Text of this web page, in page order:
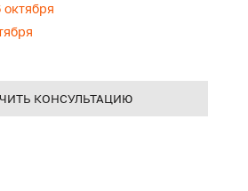
октября
КОНСУЛЬТАЦИЮ